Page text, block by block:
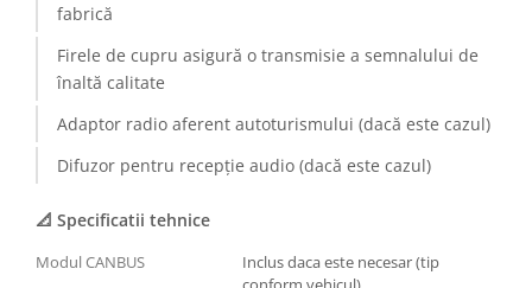
Conectică Auto
Conectică Audi
Conectică BMW
Conectică Volkswagen
fabrică
Firele de cupru asigură o transmisie a semnalului de
înaltă calitate
Adaptor radio aferent autoturismului (dacă este cazul)
Difuzor pentru recepție audio (dacă este cazul)
📐 Specificatii tehnice
Modul CANBUS
Inclus daca este necesar (tip